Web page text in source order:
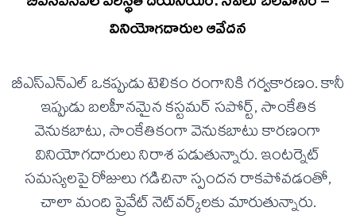
వినియోగదారుల ఆవేదన
బీఎస్ఎన్ఎల్‌ ఒకప్పుడు టెలికం రంగానికి గర్వకారణం. కానీ
ఇప్పుడు బలహీనమైన కస్టమర్‌ సపోర్ట్‌, సాంకేతిక
వెనుకబాటు, సాంకేతికంగా వెనుకబాటు కారణంగా
వినియోగదారులు నిరాశ పడుతున్నారు. ఇంటర్నెట్
సమస్యలపై రోజులు గడిచినా స్పందన రాకపోవడంతో,
చాలా మంది ప్రైవేట్‌ నెట్‌వర్క్‌లకు మారుతున్నారు.